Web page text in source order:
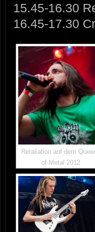
15.45-16.30
16.45-17.30
Retaliation auf dem
of Metal 2012